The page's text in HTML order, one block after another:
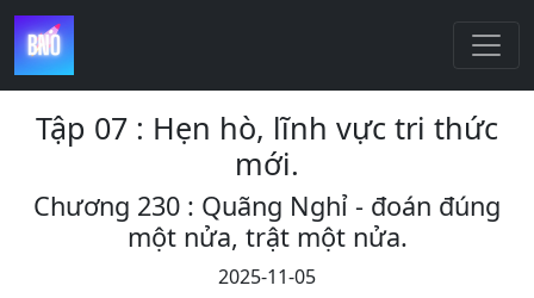
Tập 07 : Hẹn hò, lĩnh vực tri thức
mới.
Chương 230 : Quãng Nghỉ - đoán đúng
một nửa, trật một nửa.
2025-11-05